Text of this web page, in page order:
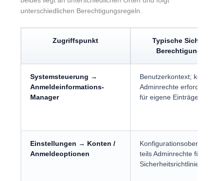
unterschiedlichen Berechtigungsregeln.
Zugriffspunkt
Typische Sicht /
Berechtigung
Systemsteuerung →
Anmeldeinformations-
Manager
Benutzerkontext; keine
Adminrechte erforderlich
für eigene Einträge
Einstellungen → Konten /
Anmeldeoptionen
Konfigurationsoberfläche;
teils Adminrechte für
Sicherheitsrichtlinien